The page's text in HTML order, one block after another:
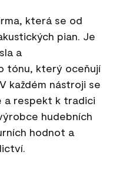
která se od
pian. Je
a
tónu, který oceňují
každém nástroji se
a respekt k tradici
hudebních
hodnot a